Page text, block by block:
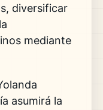
diversificar
mediante
asumirá la